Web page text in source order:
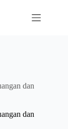
dan
dan